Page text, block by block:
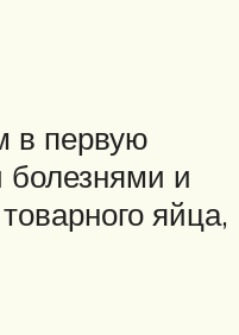
в первую
и
яйца,